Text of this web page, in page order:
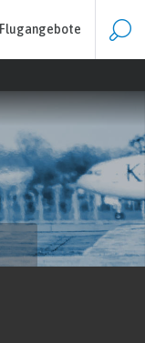
Flugangebote